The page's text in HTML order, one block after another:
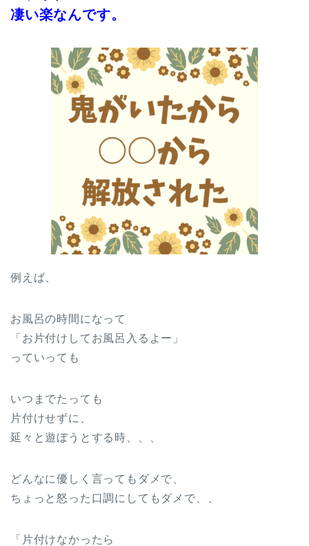
凄い楽なんです。
例えば、
お風呂の時間になって
「お片付けしてお風呂入るよー」
っていっても
いつまでたっても
片付けせずに、
延々と遊ぼうとする時、、、
どんなに優しく言ってもダメで、
ちょっと怒った口調にしてもダメで、、
「片付けなかったら